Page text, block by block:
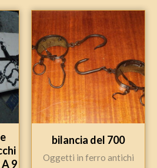
9
bilancia del 700
Oggetti in ferro antichi